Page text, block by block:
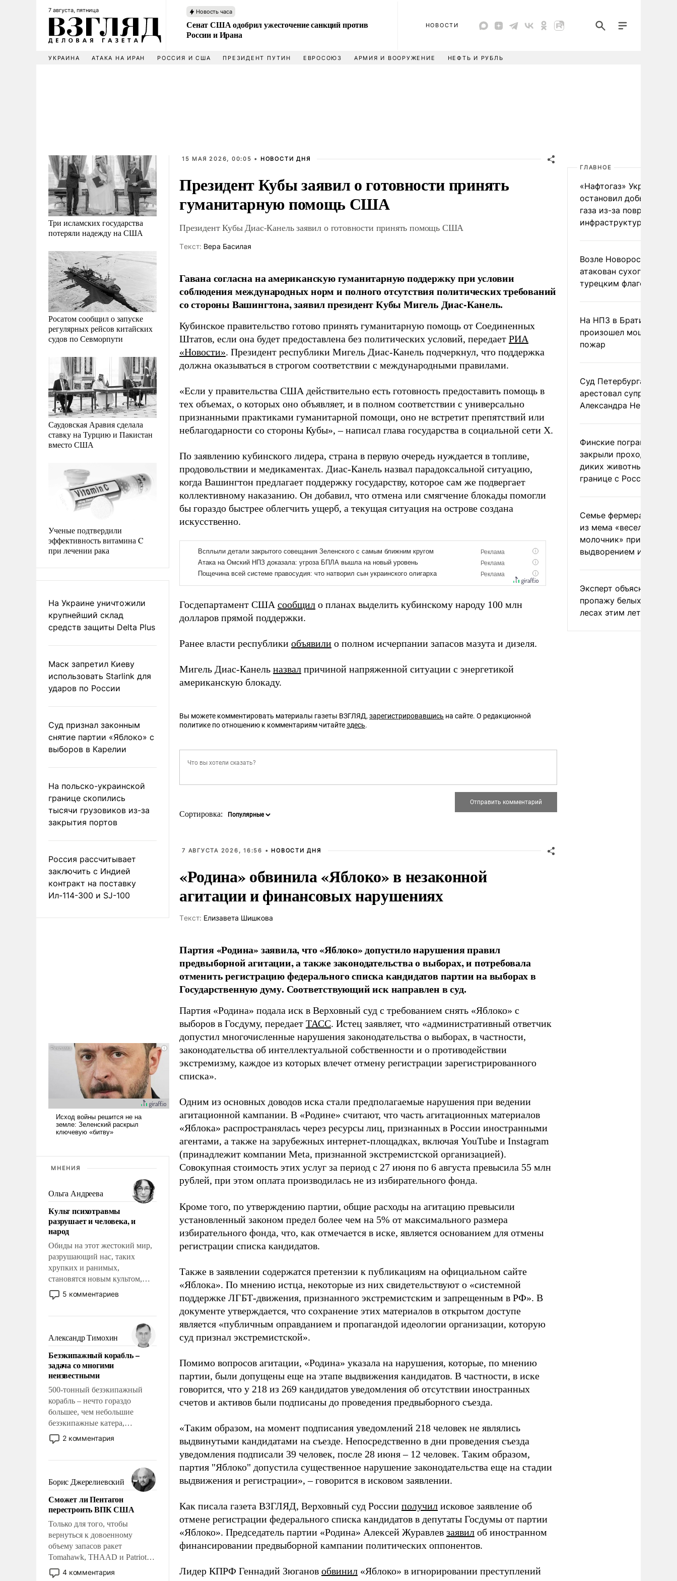
7 августа, пятница Новость часа
Сенат США одобрил ужесточение санкций против
России и Ирана
НОВОСТИ
УКРАИНА АТАКА НА ИРАН РОССИЯ И США ПРЕЗИДЕНТ ПУТИН ЕВРОСОЮЗ АРМИЯ И ВООРУЖЕНИЕ НЕФТЬ И РУБЛЬ
Три исламских государства
потеряли надежду на США
Росатом сообщил о запуске
регулярных рейсов китайских
судов по Севморпути
Саудовская Аравия сделала
ставку на Турцию и Пакистан
вместо США
Ученые подтвердили
эффективность витамина C
при лечении рака
На Украине уничтожили
крупнейший склад
средств защиты Delta Plus
Маск запретил Киеву
использовать Starlink для
ударов по России
Суд признал законным
снятие партии «Яблоко» с
выборов в Карелии
На польско-украинской
границе скопились
тысячи грузовиков из-за
закрытия портов
Россия рассчитывает
заключить с Индией
контракт на поставку
Ил-114-300 и SJ-100
МНЕНИЯ
Ольга Андреева
Культ психотравмы
разрушает и человека, и
народ
Обиды на этот жестокий мир,
разрушающий нас, таких
хрупких и ранимых,
становятся новым культом,
постепенно вытесняя и
отменяя традиционное
мужественным и твердым под
ударами судьбы, брать на себя
ответственность, помогать
слабым, идти вперед и
адаптироваться.
5 комментариев
Александр Тимохин
Безэкипажный корабль –
задача со многими
неизвестными
500-тонный безэкипажный
корабль – нечто гораздо
большее, чем небольшие
безэкипажные катера,
применение которых уже
стало обыденностью. Задача по
сложна и амбициозна. Однако
и ее реализация радикально
поднимет наши боевые
возможности.
2 комментария
Борис Джерелиевский
Сможет ли Пентагон
перестроить ВПК США
Только для того, чтобы
вернуться к довоенному
объему запасов ракет
Tomahawk, THAAD и Patriot
США потребуется более трех
лет. Даже небольшая война с
4 комментария
15 МАЯ 2026, 00:05 • НОВОСТИ ДНЯ
Президент Кубы заявил о готовности принять
гуманитарную помощь США
Президент Кубы Диас-Канель заявил о готовности принять помощь США
Tекст: Вера Басилая
Гавана согласна на американскую гуманитарную поддержку при условии
соблюдения международных норм и полного отсутствия политических требований
со стороны Вашингтона, заявил президент Кубы Мигель Диас-Канель.
Кубинское правительство готово принять гуманитарную помощь от Соединенных
Штатов, если она будет предоставлена без политических условий, передает РИА
«Новости». Президент республики Мигель Диас-Канель подчеркнул, что поддержка
должна оказываться в строгом соответствии с международными правилами.
«Если у правительства США действительно есть готовность предоставить помощь в
тех объемах, о которых оно объявляет, и в полном соответствии с универсально
признанными практиками гуманитарной помощи, оно не встретит препятствий или
неблагодарности со стороны Кубы», – написал глава государства в социальной сети X.
По заявлению кубинского лидера, страна в первую очередь нуждается в топливе,
продовольствии и медикаментах. Диас-Канель назвал парадоксальной ситуацию,
когда Вашингтон предлагает поддержку государству, которое сам же подвергает
коллективному наказанию. Он добавил, что отмена или смягчение блокады помогли
бы гораздо быстрее облегчить ущерб, а текущая ситуация на острове создана
искусственно.
Госдепартамент США сообщил о планах выделить кубинскому народу 100 млн
долларов прямой поддержки.
Ранее власти республики объявили о полном исчерпании запасов мазута и дизеля.
Мигель Диас-Канель назвал причиной напряженной ситуации с энергетикой
американскую блокаду.
Вы можете комментировать материалы газеты ВЗГЛЯД, зарегистрировавшись на сайте. О редакционной
политике по отношению к комментариям читайтездесь.
Сортировка:
7 АВГУСТА 2026, 16:56 • НОВОСТИ ДНЯ
«Родина» обвинила «Яблоко» в незаконной
агитации и финансовых нарушениях
Tекст: Елизавета Шишкова
Партия «Родина» заявила, что «Яблоко» допустило нарушения правил
предвыборной агитации, а также законодательства о выборах, и потребовала
отменить регистрацию федерального списка кандидатов партии на выборах в
Государственную думу. Соответствующий иск направлен в суд.
Партия «Родина» подала иск в Верховный суд с требованием снять «Яблоко» с
выборов в Госдуму, передает ТАСС. Истец заявляет, что «административный ответчик
допустил многочисленные нарушения законодательства о выборах, в частности,
законодательства об интеллектуальной собственности и о противодействии
экстремизму, каждое из которых влечет отмену регистрации зарегистрированного
списка».
Одним из основных доводов иска стали предполагаемые нарушения при ведении
агитационной кампании. В «Родине» считают, что часть агитационных материалов
«Яблока» распространялась через ресурсы лиц, признанных в России иностранными
агентами, а также на зарубежных интернет-площадках, включая YouTube и Instagram
(принадлежит компании Meta, признанной экстремистской организацией).
Совокупная стоимость этих услуг за период с 27 июня по 6 августа превысила 55 млн
рублей, при этом оплата производилась не из избирательного фонда.
Кроме того, по утверждению партии, общие расходы на агитацию превысили
установленный законом предел более чем на 5% от максимального размера
избирательного фонда, что, как отмечается в иске, является основанием для отмены
регистрации списка кандидатов.
Также в заявлении содержатся претензии к публикациям на официальном сайте
«Яблока». По мнению истца, некоторые из них свидетельствуют о «системной
поддержке ЛГБТ-движения, признанного экстремистским и запрещенным в РФ». В
документе утверждается, что сохранение этих материалов в открытом доступе
является «публичным оправданием и пропагандой идеологии организации, которую
суд признал экстремистской».
Помимо вопросов агитации, «Родина» указала на нарушения, которые, по мнению
партии, были допущены еще на этапе выдвижения кандидатов. В частности, в иске
говорится, что у 218 из 269 кандидатов уведомления об отсутствии иностранных
счетов и активов были подписаны до проведения предвыборного съезда.
«Таким образом, на момент подписания уведомлений 218 человек не являлись
выдвинутыми кандидатами на съезде. Непосредственно в дни проведения съезда
уведомления подписали 39 человек, после 28 июня – 12 человек. Таким образом,
партия "Яблоко" допустила существенное нарушение законодательства еще на стадии
выдвижения и регистрации», – говорится в исковом заявлении.
Как писала газета ВЗГЛЯД, Верховный суд России получил исковое заявление об
отмене регистрации федерального списка кандидатов в депутаты Госдумы от партии
«Яблоко». Председатель партии «Родина» Алексей Журавлев заявил об иностранном
финансировании предвыборной кампании политических оппонентов.
Лидер КПРФ Геннадий Зюганов обвинил «Яблоко» в игнорировании преступлений
ГЛАВНОЕ
«Нафтогаз» Украины
остановил добычу
газа из-за повреждения
инфраструктуры
Возле Новороссийска
атакован сухогруз под
турецким флагом
На НПЗ в Братиславе
произошел мощный
пожар
Суд Петербурга заочно
арестовал супругу
Александра Невзорова
Финские пограничники
закрыли проходы для
диких животных на
границе с Россией
Семье фермера
из мема «веселый
молочник» пригрозили
выдворением из
Эксперт объяснил
пропажу белых грибов
лесах этим летом